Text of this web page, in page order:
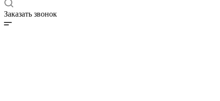
Заказать звонок